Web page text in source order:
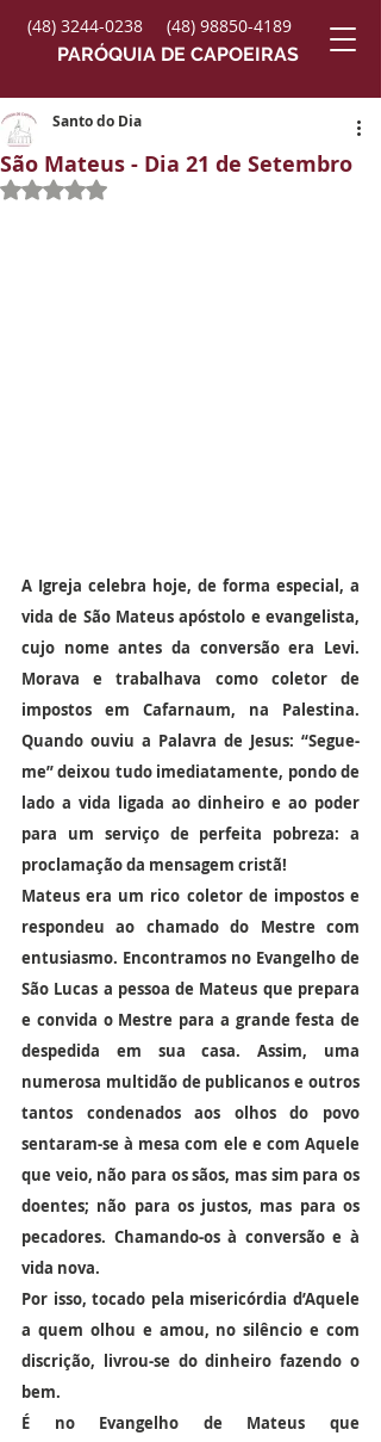
(48) 3244-0238
(48) 98850-4189
PARÓQUIA DE CAPOEIRAS
São Mateus - Dia 21 de Setembro
Santo do Dia
Avaliado com NaN de 5 estrelas.
A Igreja celebra hoje, de forma especial, a
vida de São Mateus apóstolo e evangelista,
cujo nome antes da conversão era Levi.
Morava e trabalhava como coletor de
impostos em Cafarnaum, na Palestina.
Quando ouviu a Palavra de Jesus: “Segue-
me” deixou tudo imediatamente, pondo de
lado a vida ligada ao dinheiro e ao poder
para um serviço de perfeita pobreza: a
proclamação da mensagem cristã!
Mateus era um rico coletor de impostos e
respondeu ao chamado do Mestre com
entusiasmo. Encontramos no Evangelho de
São Lucas a pessoa de Mateus que prepara
e convida o Mestre para a grande festa de
despedida em sua casa. Assim, uma
numerosa multidão de publicanos e outros
tantos condenados aos olhos do povo
sentaram-se à mesa com ele e com Aquele
que veio, não para os sãos, mas sim para os
doentes; não para os justos, mas para os
pecadores. Chamando-os à conversão e à
vida nova.
Por isso, tocado pela misericórdia d’Aquele
a quem olhou e amou, no silêncio e com
discrição, livrou-se do dinheiro fazendo o
bem.
É no Evangelho de Mateus que